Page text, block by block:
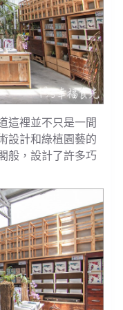
這裡並不只是一間
設計和綠植園藝的
般，設計了許多巧